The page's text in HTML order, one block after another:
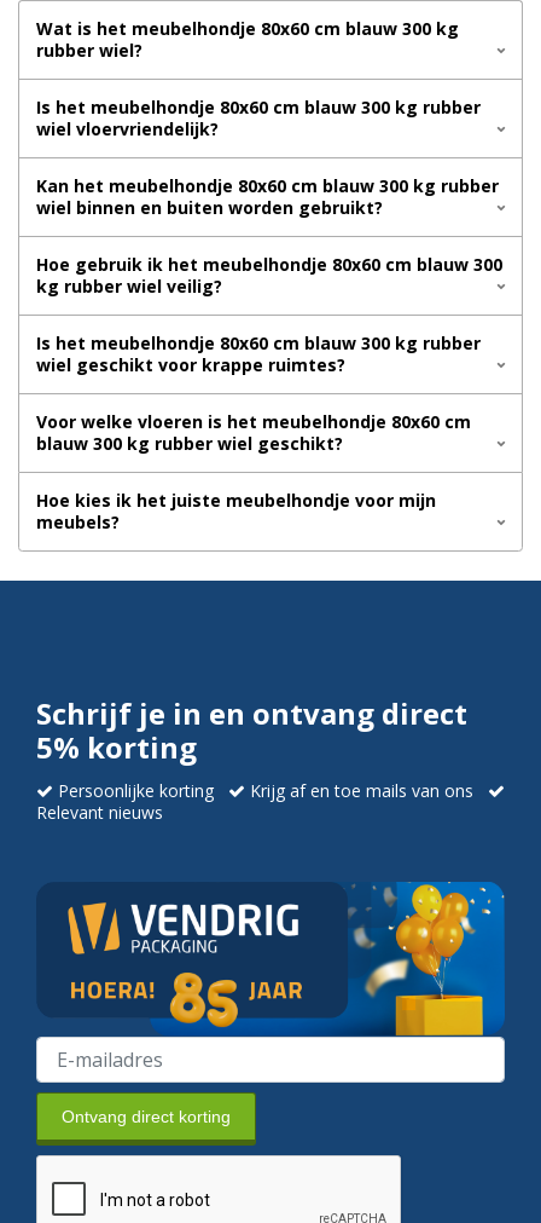
Wat is het meubelhondje 80x60 cm blauw 300 kg
rubber wiel?
Is het meubelhondje 80x60 cm blauw 300 kg rubber
wiel vloervriendelijk?
Kan het meubelhondje 80x60 cm blauw 300 kg rubber
wiel binnen en buiten worden gebruikt?
Hoe gebruik ik het meubelhondje 80x60 cm blauw 300
kg rubber wiel veilig?
Is het meubelhondje 80x60 cm blauw 300 kg rubber
wiel geschikt voor krappe ruimtes?
Voor welke vloeren is het meubelhondje 80x60 cm
blauw 300 kg rubber wiel geschikt?
Hoe kies ik het juiste meubelhondje voor mijn
meubels?
Schrijf je in en ontvang direct
5% korting
Persoonlijke korting
Krijg af en toe mails van ons
Relevant nieuws
Ontvang direct korting